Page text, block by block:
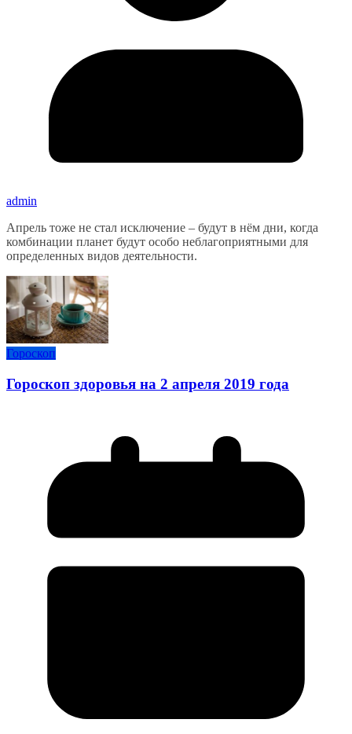
admin
Апрель тоже не стал исключение – будут в нём дни, когда
комбинации планет будут особо неблагоприятными для
определенных видов деятельности.
Гороскоп
Гороскоп здоровья на 2 апреля 2019 года